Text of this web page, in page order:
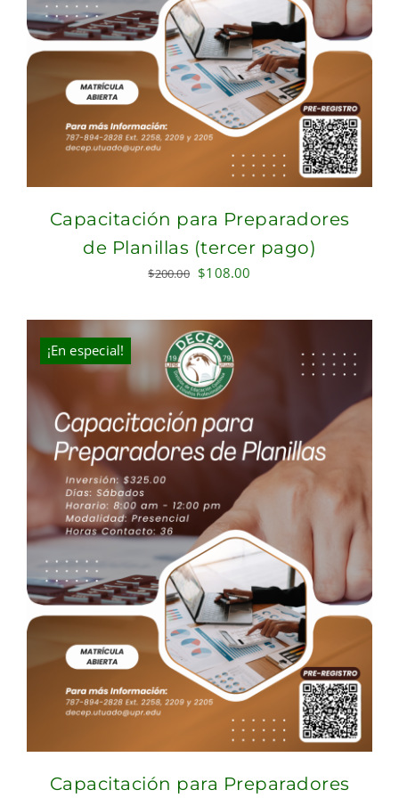
Capacitación para Preparadores
de Planillas (tercer pago)
$200.00 Original
was:
$200.00.
$108.00
is:
¡En especial!
Capacitación para Preparadores